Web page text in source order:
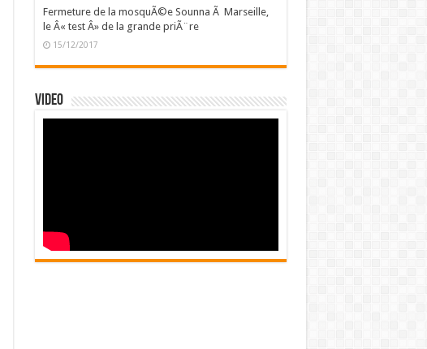
Fermeture de la mosquÃ©e Sounna Ã Marseille,
le Â« test Â» de la grande priÃ¨re
15/12/2017
Video